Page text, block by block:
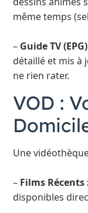
même temps
– Guide TV
détaillé et mis à
ne rien rater.
VOD :
Une
– Films Récents
disponibles